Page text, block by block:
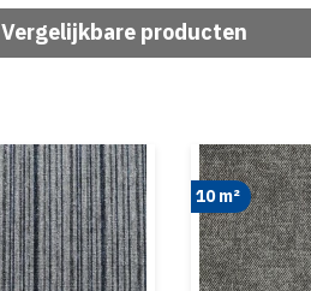
Vergelijkbare producten
10 m²